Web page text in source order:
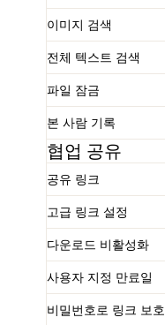
이미지 검색
전체 텍스트 검색
파일 잠금
본 사람 기록
협업 공유
공유 링크
고급 링크 설정
다운로드 비활성화
사용자 지정 만료일
비밀번호로 링크 보호